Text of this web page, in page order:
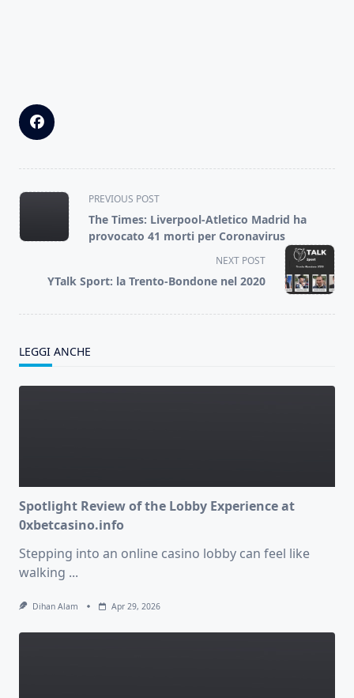
<span
class="nav-
subtitle
text">Page</span>
PREVIOUS POST
The Times: Liverpool-Atletico Madrid ha
provocato 41 morti per Coronavirus
NEXT POST
YTalk Sport: la Trento-Bondone nel 2020
LEGGI ANCHE
Spotlight Review of the Lobby Experience at
0xbetcasino.info
Stepping into an online casino lobby can feel like
walking ...
Dihan Alam Apr 29, 2026